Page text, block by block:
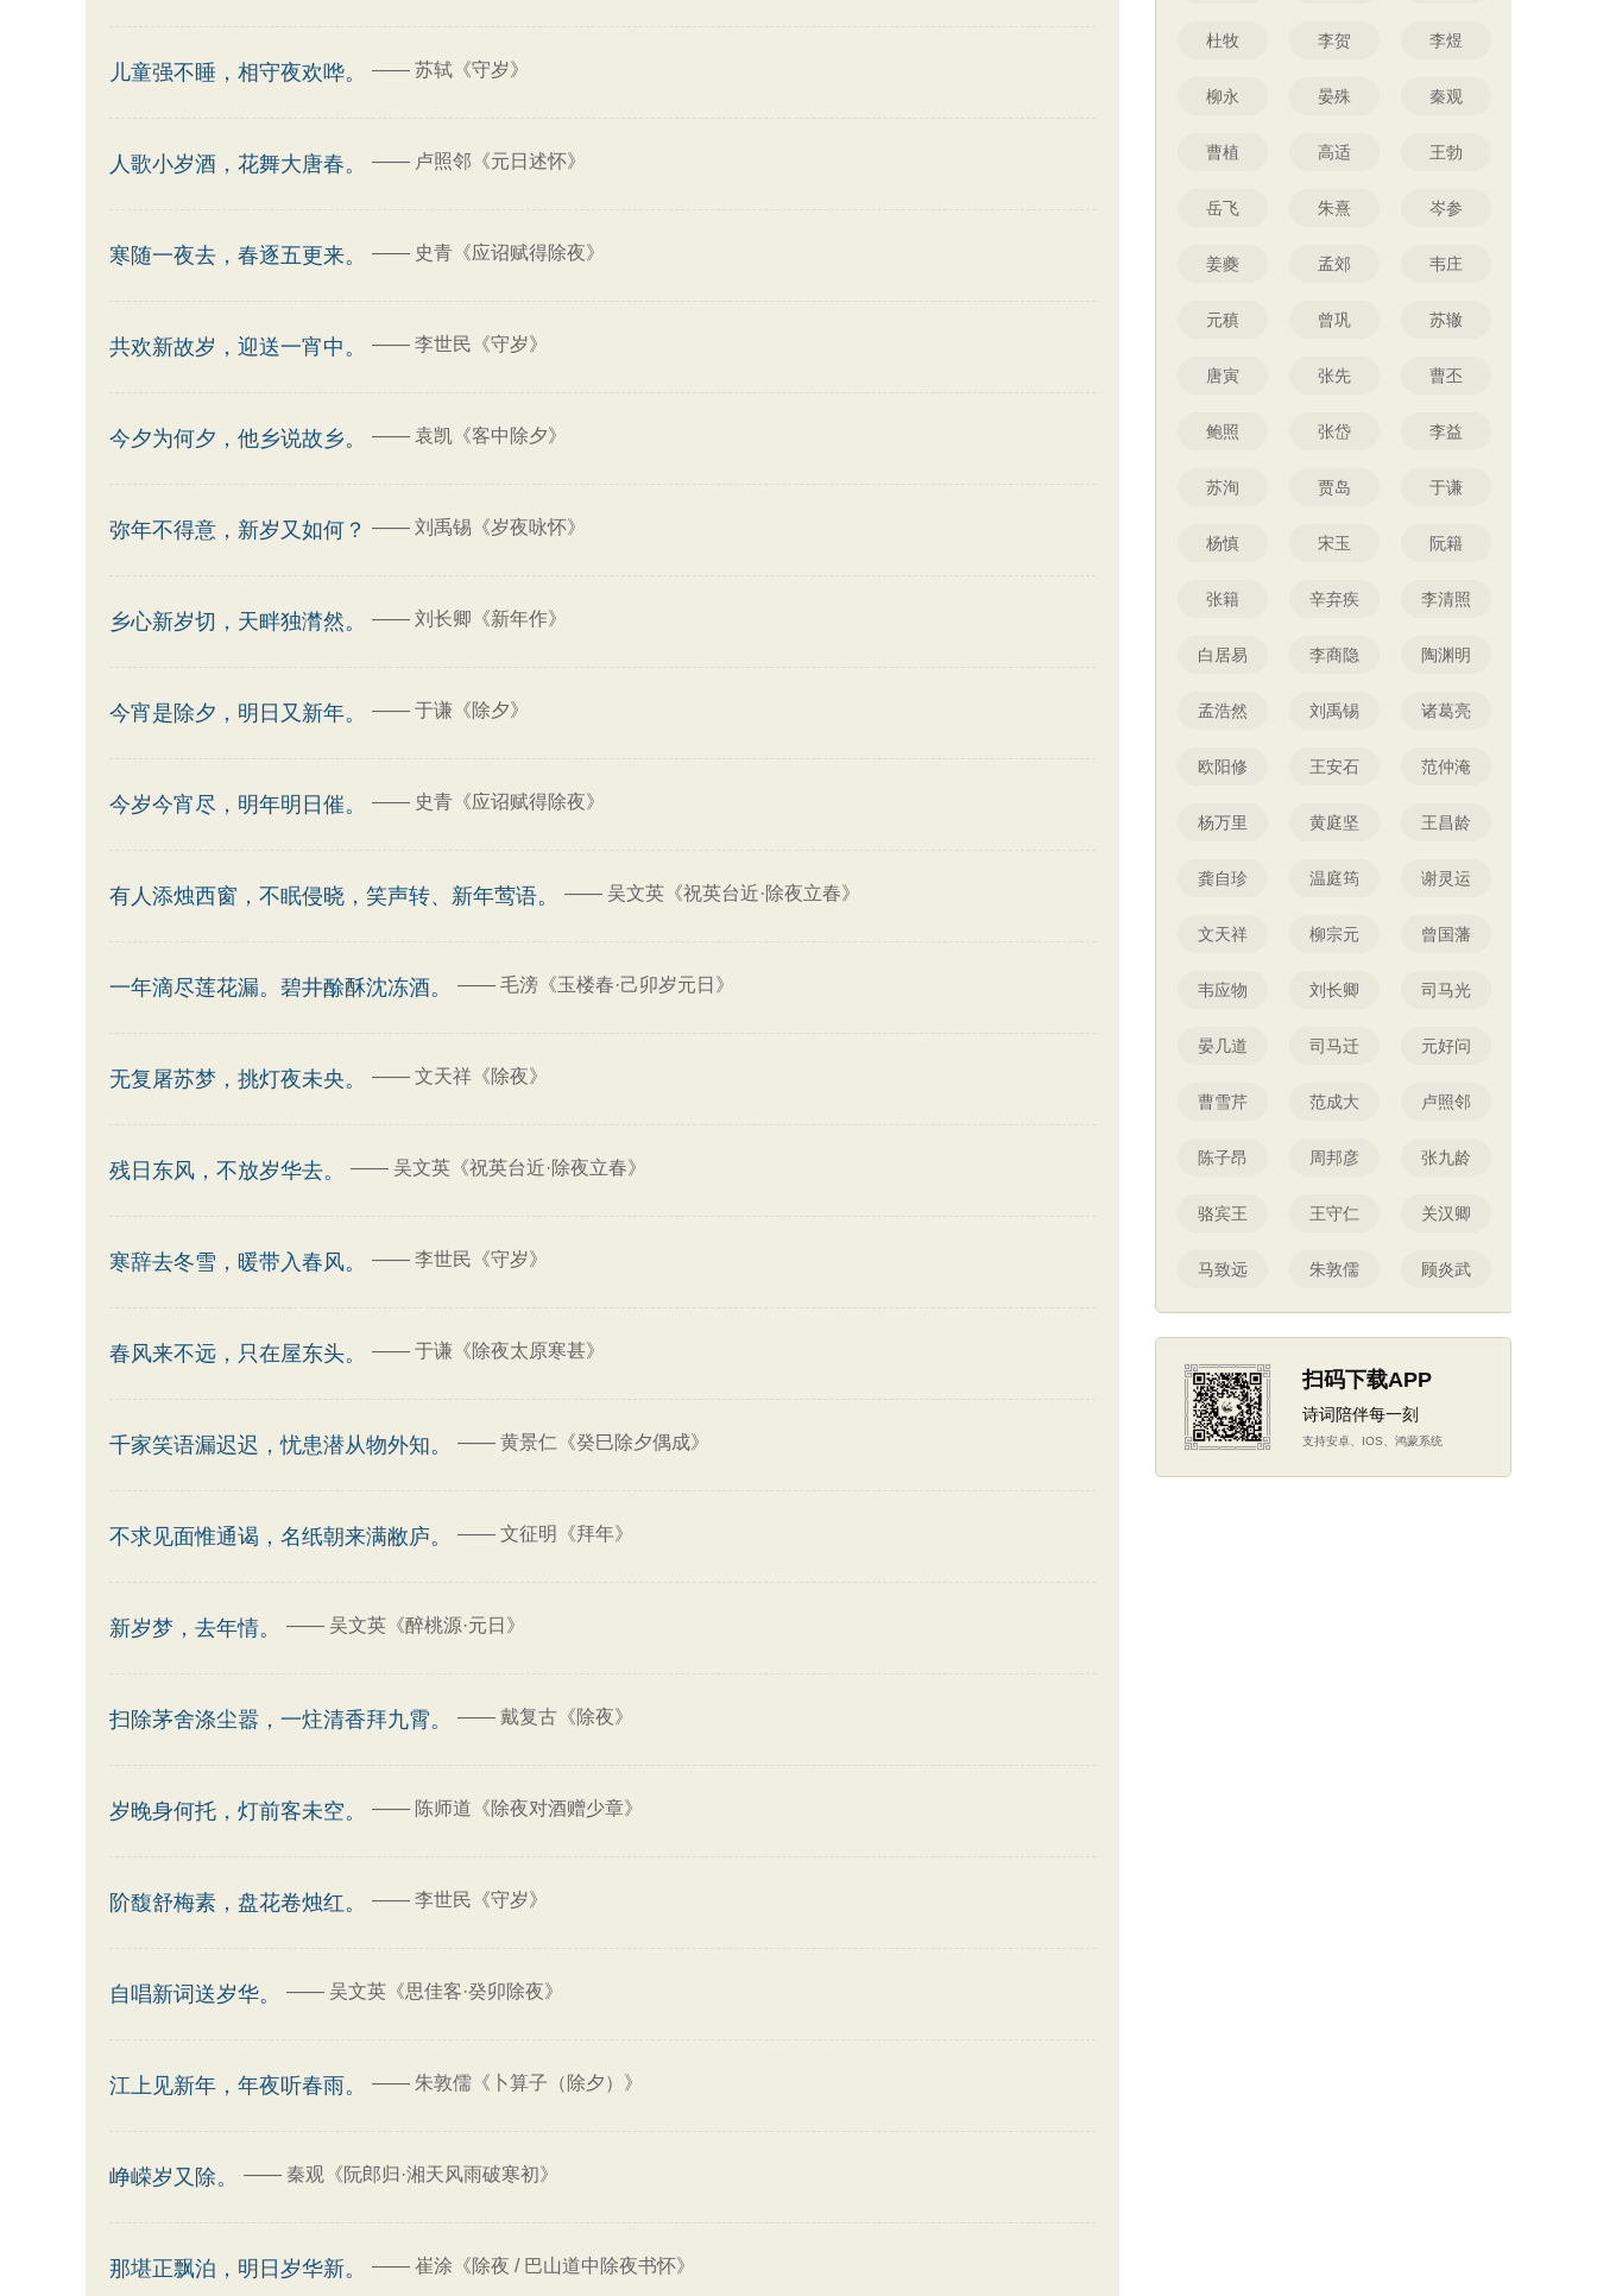
儿童强不睡，相守夜欢哗。 —— 苏轼《守岁》
人歌小岁酒，花舞大唐春。 —— 卢照邻《元日述怀》
寒随一夜去，春逐五更来。 —— 史青《应诏赋得除夜》
共欢新故岁，迎送一宵中。 —— 李世民《守岁》
今夕为何夕，他乡说故乡。 —— 袁凯《客中除夕》
弥年不得意，新岁又如何？ —— 刘禹锡《岁夜咏怀》
乡心新岁切，天畔独潸然。 —— 刘长卿《新年作》
今宵是除夕，明日又新年。 —— 于谦《除夕》
今岁今宵尽，明年明日催。 —— 史青《应诏赋得除夜》
有人添烛西窗，不眠侵晓，笑声转、新年莺语。 —— 吴文英《祝英台近·除夜立春》
一年滴尽莲花漏。碧井酴酥沈冻酒。 —— 毛滂《玉楼春·己卯岁元日》
无复屠苏梦，挑灯夜未央。 —— 文天祥《除夜》
残日东风，不放岁华去。 —— 吴文英《祝英台近·除夜立春》
寒辞去冬雪，暖带入春风。 —— 李世民《守岁》
春风来不远，只在屋东头。 —— 于谦《除夜太原寒甚》
千家笑语漏迟迟，忧患潜从物外知。 —— 黄景仁《癸巳除夕偶成》
不求见面惟通谒，名纸朝来满敝庐。 —— 文征明《拜年》
新岁梦，去年情。 —— 吴文英《醉桃源·元日》
扫除茅舍涤尘嚣，一炷清香拜九霄。 —— 戴复古《除夜》
岁晚身何托，灯前客未空。 —— 陈师道《除夜对酒赠少章》
阶馥舒梅素，盘花卷烛红。 —— 李世民《守岁》
自唱新词送岁华。 —— 吴文英《思佳客·癸卯除夜》
江上见新年，年夜听春雨。 —— 朱敦儒《卜算子（除夕）》
峥嵘岁又除。 —— 秦观《阮郎归·湘天风雨破寒初》
那堪正飘泊，明日岁华新。 —— 崔涂《除夜 / 巴山道中除夜书怀》
杜牧 李贺 李煜
柳永 晏殊 秦观
曹植 高适 王勃
岳飞 朱熹 岑参
姜夔 孟郊 韦庄
元稹 曾巩 苏辙
唐寅 张先 曹丕
鲍照 张岱 李益
苏洵 贾岛 于谦
杨慎 宋玉 阮籍
张籍 辛弃疾 李清照
白居易 李商隐 陶渊明
孟浩然 刘禹锡 诸葛亮
欧阳修 王安石 范仲淹
杨万里 黄庭坚 王昌龄
龚自珍 温庭筠 谢灵运
文天祥 柳宗元 曾国藩
韦应物 刘长卿 司马光
晏几道 司马迁 元好问
曹雪芹 范成大 卢照邻
陈子昂 周邦彦 张九龄
骆宾王 王守仁 关汉卿
马致远 朱敦儒 顾炎武
扫码下载APP
诗词陪伴每一刻
支持安卓、IOS、鸿蒙系统